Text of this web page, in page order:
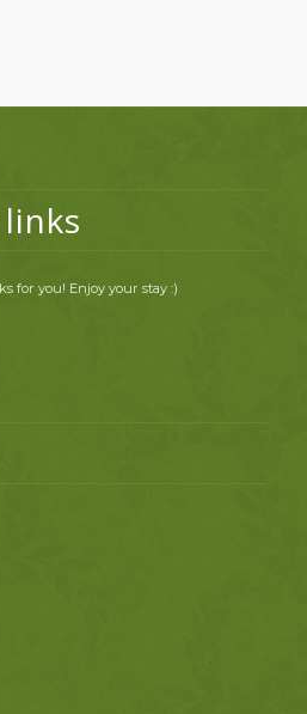
for you! Enjoy your stay :)